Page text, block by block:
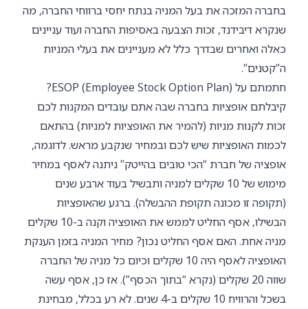
בחברה המזכה את בעל המניה בנתח יחסי ברווחי החברה, מה
שנקרא דיבידנד, זכות הצבעה באסיפות החברה ועוד עניינים
כאלה ואחרים שבדרך כלל לא מעניינים את בעלי המניות
ה”קטנים”.
חתמתם על ESOP (Employee Stock Option Plan)?
קיבלתם אופציות בחברה שבה אתם עובדים המקנות לכם
זכות לקנות מניות (להמיר את האופציות למניות) בהתאם
לכמות האופציות שיש לכם ובמחיר שנקבע מראש. לדוגמה,
אופציה של חברת “הכי טובים בהייטק” ניתנה לאסף במחיר
מימוש של 10 שקלים למניה ותבשיל בעוד ארבע שנים
(תקופה זו מכונה תקופת ההבשלה). ברגע שהאופציות
הבשילו, אסף החליט לממש את האופציה וקנה ב-10 שקלים
מניה אחת. האם אסף החליט נכון? מחיר המניה בזמן הענקת
האופציה לאסף היה 10 שקלים וכיום כל מניה של החברה
שווה 20 שקלים (נקרא “בתוך הכסף”). אז כן, אסף עשה
בשכל והרוויח 10 שקלים ב-4 שנים. לא רע בכלל, מבחינת